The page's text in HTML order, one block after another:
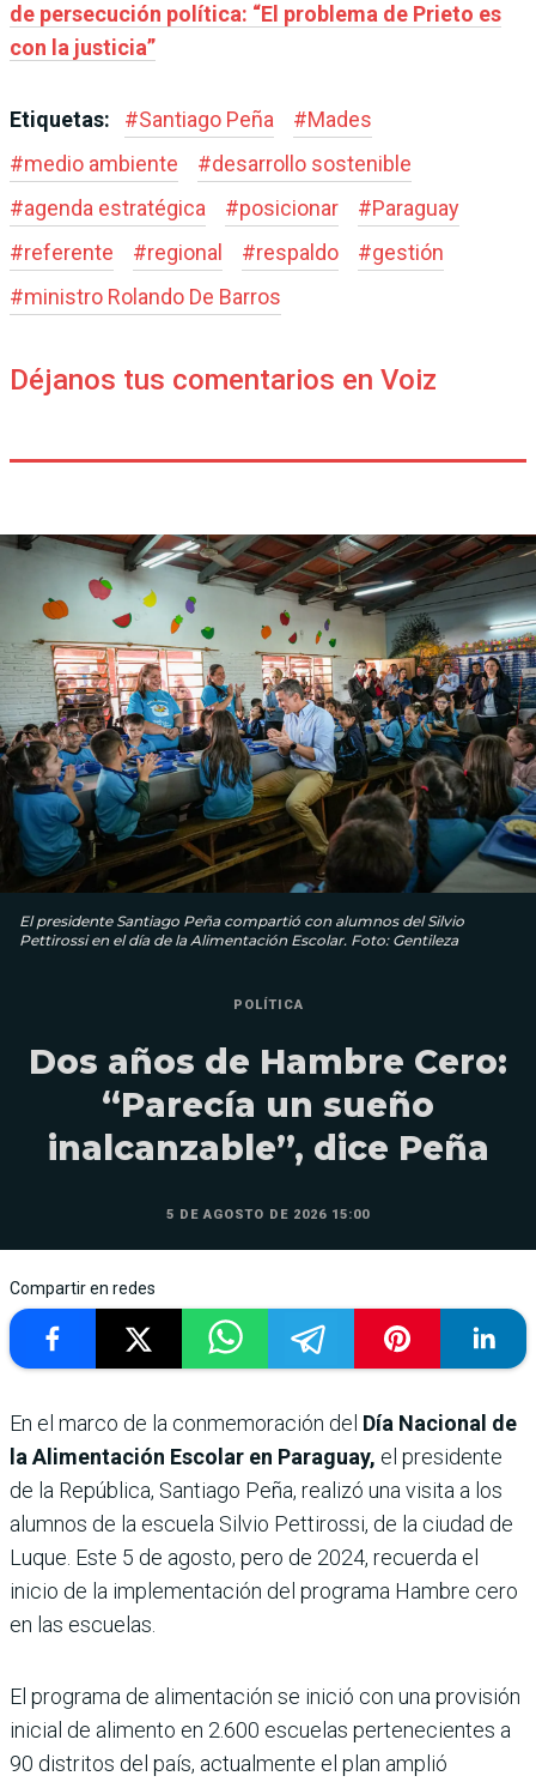
de persecución política: “El problema de Prieto es
con la justicia”
Etiquetas: #Santiago Peña #Mades
#medio ambiente #desarrollo sostenible
#agenda estratégica #posicionar #Paraguay
#referente #regional #respaldo #gestión
#ministro Rolando De Barros
Déjanos tus comentarios en Voiz
El presidente Santiago Peña compartió con alumnos del Silvio
Pettirossi en el día de la Alimentación Escolar. Foto: Gentileza
POLÍTICA
Dos años de Hambre Cero:
“Parecía un sueño
inalcanzable”, dice Peña
5 DE AGOSTO DE 2026 15:00
Compartir en redes
En el marco de la conmemoración del Día Nacional de
la Alimentación Escolar en Paraguay, el presidente
de la República, Santiago Peña, realizó una visita a los
alumnos de la escuela Silvio Pettirossi, de la ciudad de
Luque. Este 5 de agosto, pero de 2024, recuerda el
inicio de la implementación del programa Hambre cero
en las escuelas.
El programa de alimentación se inició con una provisión
inicial de alimento en 2.600 escuelas pertenecientes a
90 distritos del país, actualmente el plan amplió